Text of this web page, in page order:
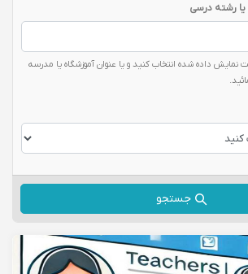
یا رشته درسی
نمایش داده شده انتخاب کنید و یا عنوان آموزشگاه یا مدرسه
جستجو